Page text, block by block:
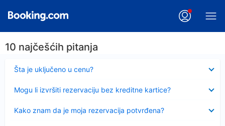
10 najčešćih pitanja
Šta je uključeno u cenu?
Sažeto
Mogu li izvršiti rezervaciju bez kreditne kartice?
Kako znam da je moja rezervacija potvrđena?